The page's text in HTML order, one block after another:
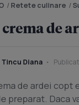
/ Retete culinare /
crema de
Tincu Diana
de ardei copt
preparat. Daca